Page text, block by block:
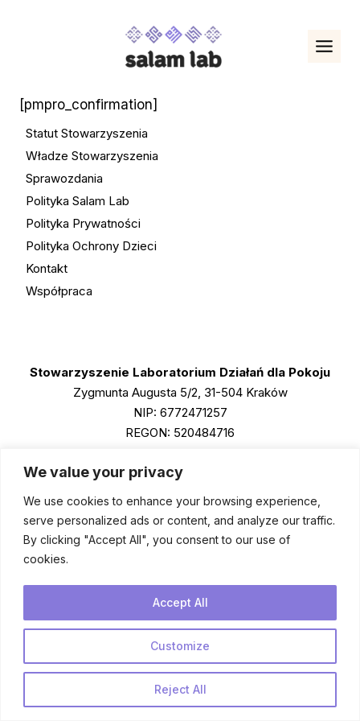
We value your privacy
We use cookies to enhance your browsing experience,
serve personalized ads or content, and analyze our traffic.
By clicking "Accept All", you consent to our use of
cookies.
Customize
Reject All
Accept All
[pmpro_confirmation]
Statut Stowarzyszenia
Władze Stowarzyszenia
Sprawozdania
Polityka Salam Lab
Polityka Prywatności
Polityka Ochrony Dzieci
Kontakt
Współpraca
Stowarzyszenie Laboratorium Działań dla Pokoju
Zygmunta Augusta 5/2, 31-504 Kraków
NIP: 6772471257
REGON: 520484716
Instagram
Facebook
Spotify
Podcasts
© 2026 Salam Lab 💜